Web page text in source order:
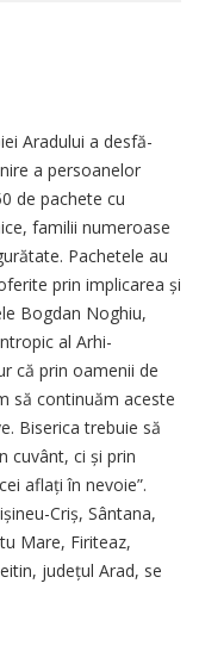
Aradului a desfă­
a persoanelor
de pachete cu
familii numeroase
Pachetele au
prin implicarea și
Bogdan Noghiu,
al Arhi­
că prin oamenii de
să continuăm aceste
Biserica trebuie să
cuvânt, ci și prin
aflați în nevoie”.
Criș, Sântana,
Mare, Firiteaz,
județul Arad, se